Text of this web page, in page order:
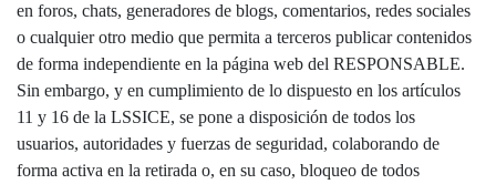
en foros, chats, generadores de blogs, comentarios, redes sociales
o cualquier otro medio que permita a terceros publicar contenidos
de forma independiente en la página web del RESPONSABLE.
Sin embargo, y en cumplimiento de lo dispuesto en los artículos
11 y 16 de la LSSICE, se pone a disposición de todos los
usuarios, autoridades y fuerzas de seguridad, colaborando de
forma activa en la retirada o, en su caso, bloqueo de todos